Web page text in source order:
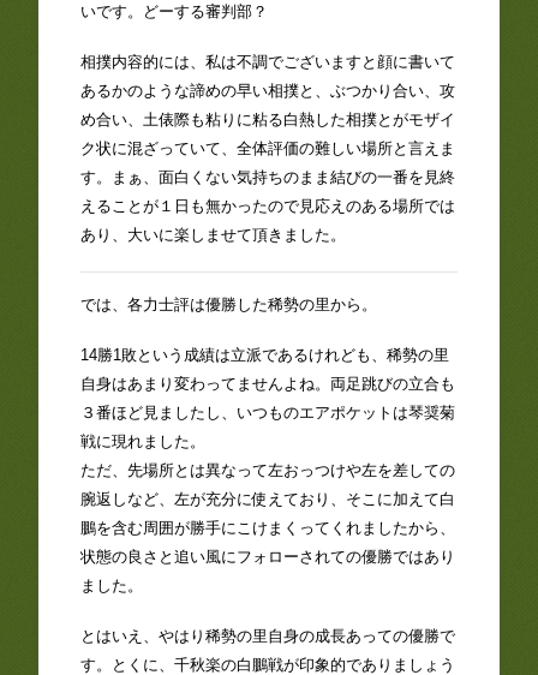
いです。どーする審判部？
相撲内容的には、私は不調でございますと顔に書いて
あるかのような諦めの早い相撲と、ぶつかり合い、攻
め合い、土俵際も粘りに粘る白熱した相撲とがモザイ
ク状に混ざっていて、全体評価の難しい場所と言えま
す。まぁ、面白くない気持ちのまま結びの一番を見終
えることが１日も無かったので見応えのある場所では
あり、大いに楽しませて頂きました。
では、各力士評は優勝した稀勢の里から。
14勝1敗という成績は立派であるけれども、稀勢の里
自身はあまり変わってませんよね。両足跳びの立合も
３番ほど見ましたし、いつものエアポケットは琴奨菊
戦に現れました。
ただ、先場所とは異なって左おっつけや左を差しての
腕返しなど、左が充分に使えており、そこに加えて白
鵬を含む周囲が勝手にこけまくってくれましたから、
状態の良さと追い風にフォローされての優勝ではあり
ました。
とはいえ、やはり稀勢の里自身の成長あっての優勝で
す。とくに、千秋楽の白鵬戦が印象的でありましょう